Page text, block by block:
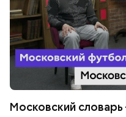
Московский